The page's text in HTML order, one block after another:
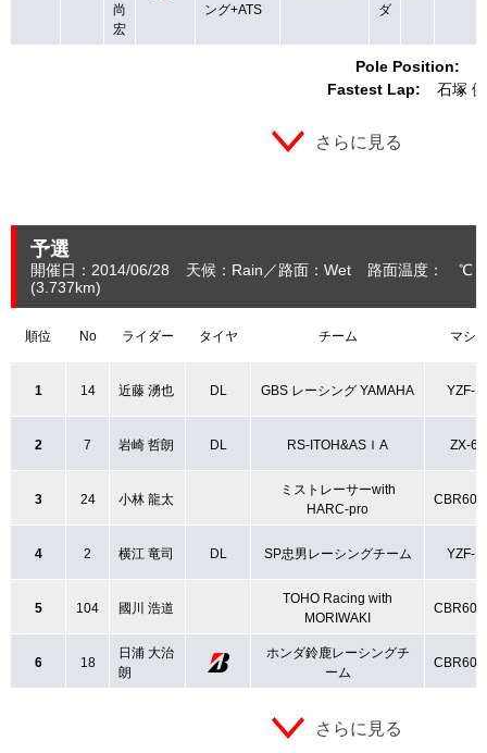
Pole Position:
Fastest Lap:
石塚 健
尚
宏
ング+ATS
ダ
さらに見る
予選
開催日：2014/06/28 天候：Rain 路面：Wet
路面温度： ℃
(3.737km)
順位 No ライダー タイヤ チーム マシ
1 14 近藤 湧也 DL GBS レーシング YAMAHA YZF-
2 7 岩崎 哲朗 DL RS-ITOH&ASＩA ZX-6R
3 24 小林 龍太
ミストレーサーwith
HARC-pro
4 2 横江 竜司 DL SP忠男レーシングチーム YZF-
5 104 國川 浩道
TOHO Racing with
MORIWAKI
6 18
日浦 大治
朗
ホンダ鈴鹿レーシングチ
ーム
さらに見る